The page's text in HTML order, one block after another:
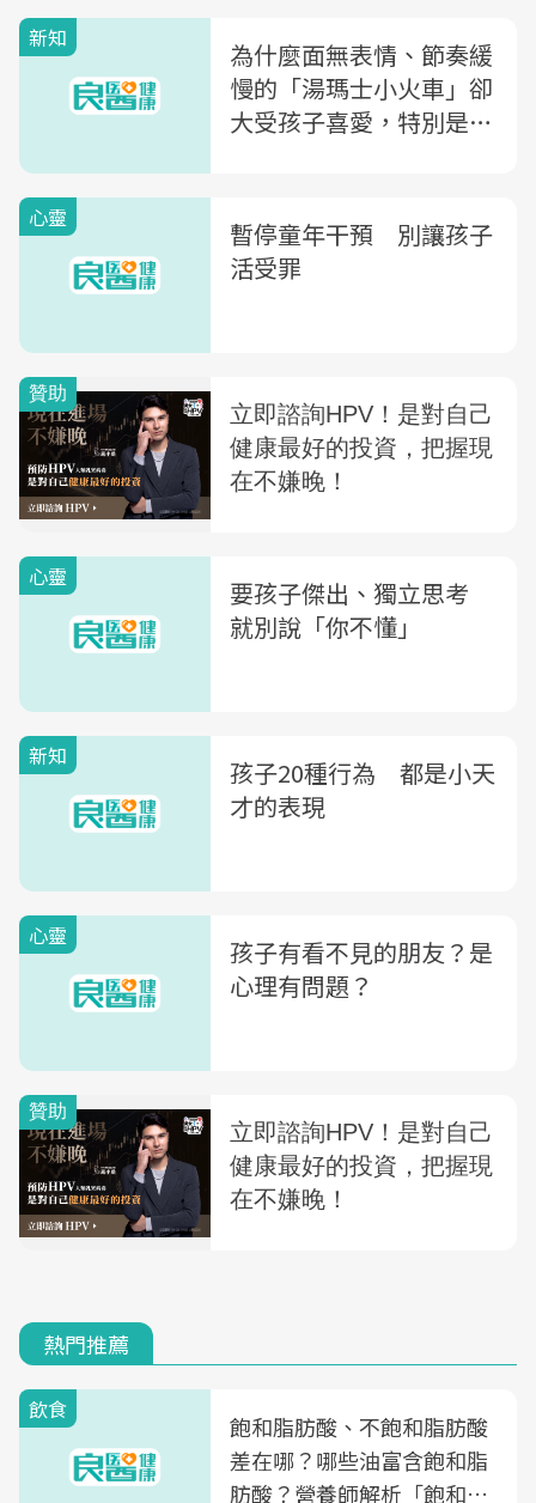
新知
為什麼面無表情、節奏緩
慢的「湯瑪士小火車」卻
大受孩子喜愛，特別是自
心靈
暫停童年干預 別讓孩子
活受罪
心靈
要孩子傑出、獨立思考
就別說「你不懂」
新知
孩子20種行為 都是小天
才的表現
心靈
孩子有看不見的朋友？是
心理有問題？
熱門推薦
飲食
飽和脂肪酸、不飽和脂肪酸
差在哪？哪些油富含飽和脂
肪酸？營養師解析「飽和脂